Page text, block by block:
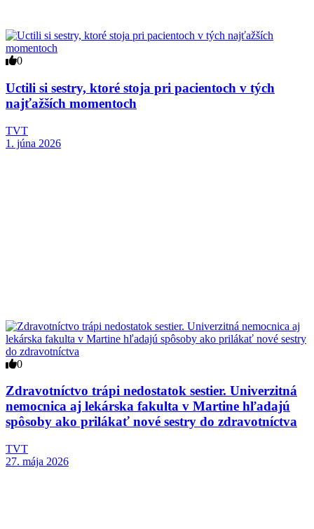
0
Uctili si sestry, ktoré stoja pri pacientoch v tých
najťažších momentoch
TVT
1. júna 2026
0
Zdravotníctvo trápi nedostatok sestier. Univerzitná
nemocnica aj lekárska fakulta v Martine hľadajú
spôsoby ako prilákať nové sestry do zdravotníctva
TVT
27. mája 2026